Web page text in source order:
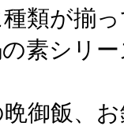
類が揃
素シリ
御飯、